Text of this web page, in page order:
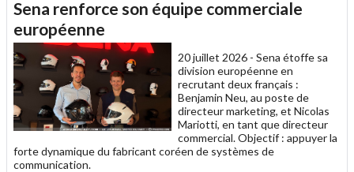
à
un
ami
Sena renforce son équipe commerciale
européenne
20 juillet 2026 - Sena étoffe sa
division européenne en
recrutant deux français :
Benjamin Neu, au poste de
directeur marketing, et Nicolas
Mariotti, en tant que directeur
commercial. Objectif : appuyer la
forte dynamique du fabricant coréen de systèmes de
communication.